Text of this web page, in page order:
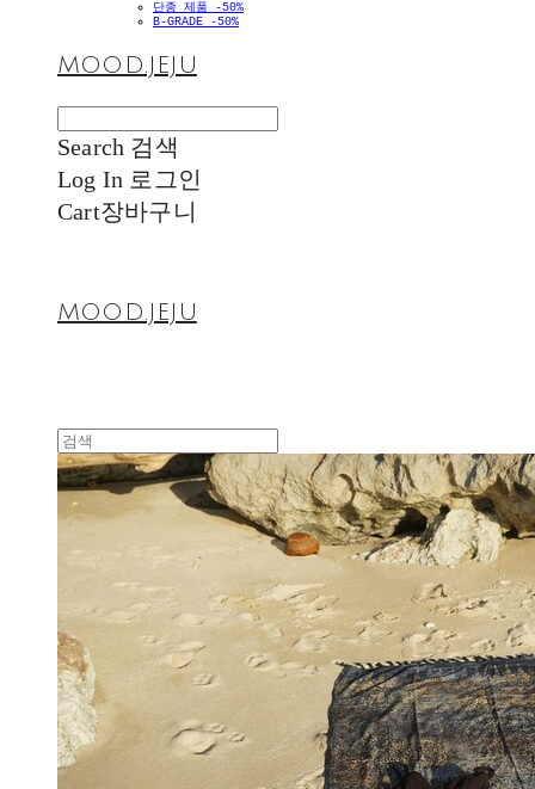
단종 제품 -50%
B-GRADE -50%
MOOD.JEJU
Search 검색
Log In 로그인
Cart장바구니
MOOD.JEJU